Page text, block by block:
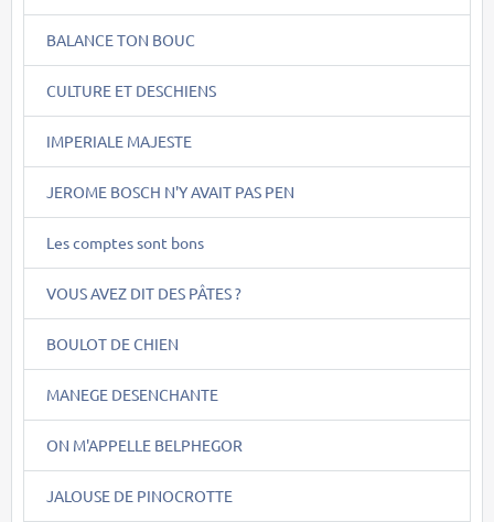
BALANCE TON BOUC
CULTURE ET DESCHIENS
IMPERIALE MAJESTE
JEROME BOSCH N'Y AVAIT PAS PEN
Les comptes sont bons
VOUS AVEZ DIT DES PÂTES ?
BOULOT DE CHIEN
MANEGE DESENCHANTE
ON M'APPELLE BELPHEGOR
JALOUSE DE PINOCROTTE